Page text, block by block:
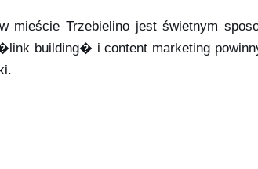
mieście Trzebielino jest świetnym
building� i content marketing